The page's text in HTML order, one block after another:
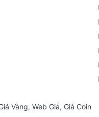
Vàng, Web Giá, Giá Coin